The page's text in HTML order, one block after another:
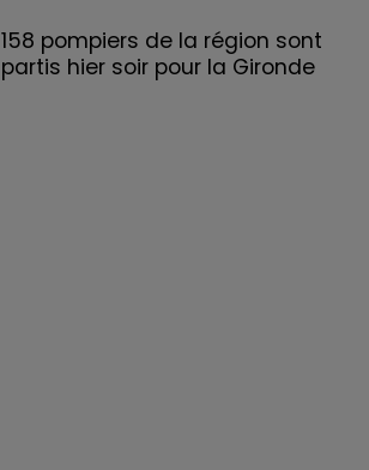
158 pompiers de la région sont
partis hier soir pour la Gironde